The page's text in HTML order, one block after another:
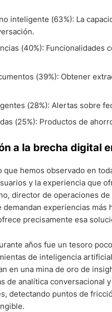
inteligente (63%): La
(40%):
(39%): Obtener
(28%): Alertas sobre
(25%): Productos de
a la brecha digital
que hemos observado en
y la experiencia que
director de operaciones
experiencias más
precisamente esa
años fue un tesoro
de inteligencia
en una mina de oro de
de analítica conversacional
detectando puntos de